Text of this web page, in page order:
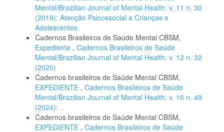
Mental/Brazilian Journal of Mental Health: v. 11 n. 30
(2019): Atenção Psicossocial a Crianças e
Adolescentes
Cadernos Brasileiros de Saúde Mental CBSM,
Expediente , Cadernos Brasileiros de Saúde
Mental/Brazilian Journal of Mental Health: v. 12 n. 32
(2020)
Cadernos brasileiros de Saúde Mental CBSM,
EXPEDIENTE , Cadernos Brasileiros de Saúde
Mental/Brazilian Journal of Mental Health: v. 16 n. 48
(2024): .
Cadernos brasileiros de Saúde Mental CBSM,
EXPEDIENTE , Cadernos Brasileiros de Saúde